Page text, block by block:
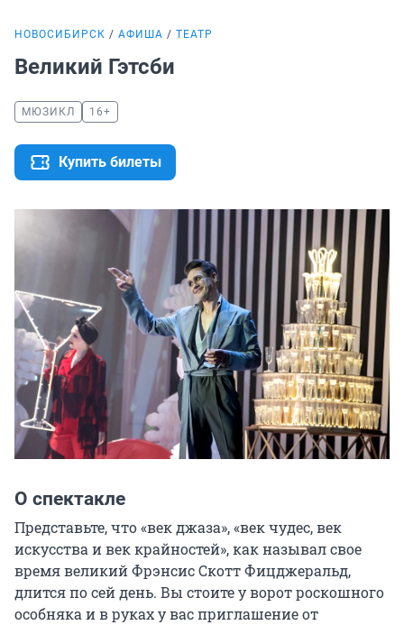
НОВОСИБИРСК АФИША ТЕАТР
Великий Гэтсби
МЮЗИКЛ 16+
Купить билеты
О спектакле
Представьте, что «век джаза», «век чудес, век
искусства и век крайностей», как называл свое
время великий Фрэнсис Скотт Фицджеральд,
длится по сей день. Вы стоите у ворот роскошного
особняка и в руках у вас приглашение от